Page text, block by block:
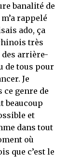
banalité de
rappelé
ado, ça
très
arrière-
de tous pour
Je
ce genre de
beaucoup
et
dans tout
où
que c’est le